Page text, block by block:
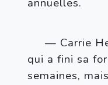
— Carrie
qui a fini sa
semaines,